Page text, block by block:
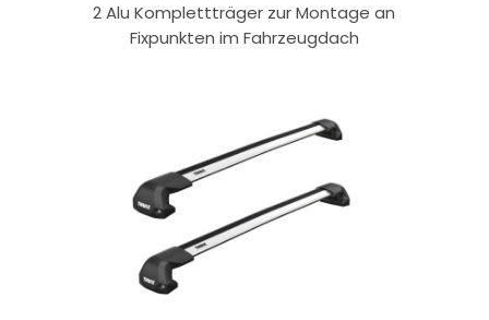
2 Alu Komplettträger zur Montage an
Fixpunkten im Fahrzeugdach